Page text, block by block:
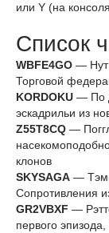
или Y (на
Список
WBFE4GO — Нут
Торговой
KORDOKU — По
эскадрильи из
Z55T8CQ —
клонов
SKYSAGA —
Сопротивления
GR2VBXF —
первого